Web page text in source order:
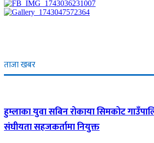
ताजा खबर
हुम्लाका युवा सबिन रोकाया सिमकोट
संघीयता सहजकर्तामा नियुक्त